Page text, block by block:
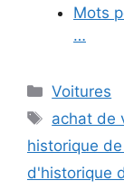
Mots
…
Categories
Voitures
Tags
achat de
historique
d'historique